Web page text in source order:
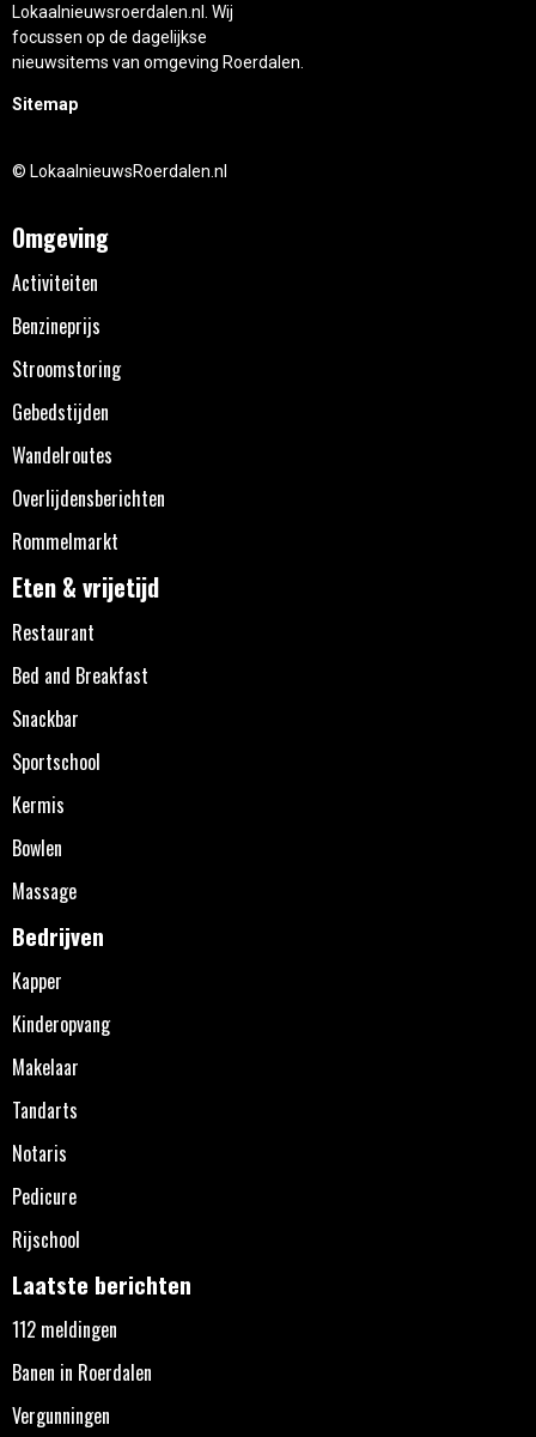
Lokaalnieuwsroerdalen.nl. Wij
focussen op de dagelijkse
nieuwsitems van omgeving Roerdalen.
Sitemap
© LokaalnieuwsRoerdalen.nl
Omgeving
Activiteiten
Benzineprijs
Stroomstoring
Gebedstijden
Wandelroutes
Overlijdensberichten
Rommelmarkt
Eten & vrijetijd
Restaurant
Bed and Breakfast
Snackbar
Sportschool
Kermis
Bowlen
Massage
Bedrijven
Kapper
Kinderopvang
Makelaar
Tandarts
Notaris
Pedicure
Rijschool
Laatste berichten
112 meldingen
Banen in Roerdalen
Vergunningen